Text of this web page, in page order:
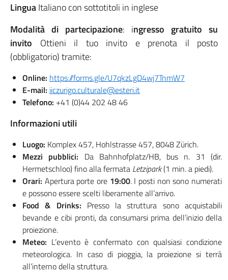
LinguaItaliano con sottotitoli in inglese
Modalità di partecipazione: ingresso gratuito su
invito Ottieni il tuo invito e prenota il posto
(obbligatorio) tramite:
Online: https://forms.gle/U7qkzLgD4wj7TnmW7
E-mail: iiczurigo.culturale@esteri.it
Telefono: +41 (0)44 202 48 46
Informazioni utili
Luogo: Komplex 457, Hohlstrasse 457, 8048 Zürich.
Mezzi pubblici: Da Bahnhofplatz/HB, bus n. 31 (dir.
Hermetschloo) fino alla fermata Letzipark(1 min. a piedi).
Orari: Apertura porte ore 19:00. I posti non sono numerati
e possono essere scelti liberamente all’arrivo.
Food & Drinks: Presso la struttura sono acquistabili
bevande e cibi pronti, da consumarsi prima dell’inizio della
proiezione.
Meteo: L’evento è confermato con qualsiasi condizione
meteorologica. In caso di pioggia, la proiezione si terrà
all’interno della struttura.